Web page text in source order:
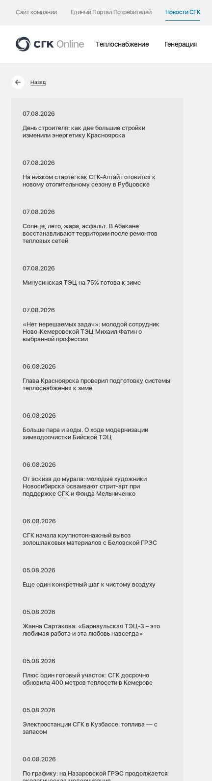
Сайт компании Единый Портал Потребителей Новости СГК
Теплоснабжение Генерация
Назад
07.08.2026
День строителя: как две большие стройки
изменили энергетику Красноярска
07.08.2026
На низком старте: как СГК-Алтай готовится к
новому отопительному сезону в Рубцовске
07.08.2026
Солнце, лето, жара, асфальт. В Абакане
восстанавливают территории после ремонтов
тепловых сетей
07.08.2026
Минусинская ТЭЦ на 75% готова к зиме
07.08.2026
«Нет нерешаемых задач»: молодой сотрудник
Ново-Кемеровской ТЭЦ Михаил Фатин о
выбранной профессии
06.08.2026
Глава Красноярска проверил подготовку системы
теплоснабжения к зиме
06.08.2026
Больше пара и воды. О ходе модернизации
химводоочистки Бийской ТЭЦ
06.08.2026
От эскиза до мурала: молодые художники
Новосибирска осваивают стрит-арт при
поддержке СГК и Фонда Мельниченко
06.08.2026
СГК начала крупнотоннажный вывоз
золошлаковых материалов с Беловской ГРЭС
05.08.2026
Еще один конкретный шаг к чистому воздуху
05.08.2026
Жанна Сартакова: «Барнаульская ТЭЦ-3 – это
любимая работа и эта любовь навсегда»
05.08.2026
Плюс один готовый участок: СГК досрочно
обновила 400 метров теплосети в Кемерове
05.08.2026
Электростанции СГК в Кузбассе: топлива — с
запасом
04.08.2026
По графику: на Назаровской ГРЭС продолжается